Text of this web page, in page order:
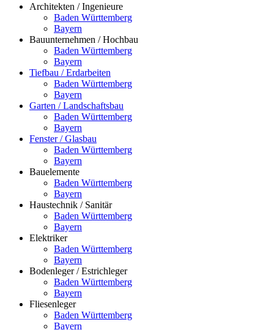
Architekten / Ingenieure
Baden Württemberg
Bayern
Bauunternehmen / Hochbau
Baden Württemberg
Bayern
Tiefbau / Erdarbeiten
Baden Württemberg
Bayern
Garten / Landschaftsbau
Baden Württemberg
Bayern
Fenster / Glasbau
Baden Württemberg
Bayern
Bauelemente
Baden Württemberg
Bayern
Haustechnik / Sanitär
Baden Württemberg
Bayern
Elektriker
Baden Württemberg
Bayern
Bodenleger / Estrichleger
Baden Württemberg
Bayern
Fliesenleger
Baden Württemberg
Bayern